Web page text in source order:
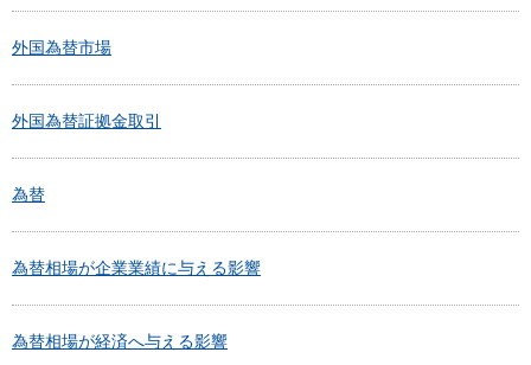
外国為替市場
外国為替証拠金取引
為替
為替相場が企業業績に与える影響
為替相場が経済へ与える影響